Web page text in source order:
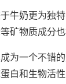
牛奶更为独
矿物质成分
为一个不错
白和生物活